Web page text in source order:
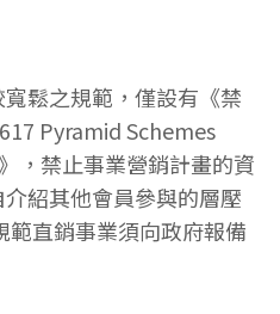
鬆之規範，僅設有《禁
Pyramid Schemes
，禁止事業營銷計畫的資
紹其他會員參與的層壓
範直銷事業須向政府報備